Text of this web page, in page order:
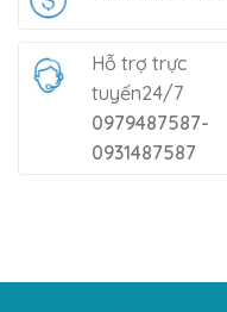
Hỗ trợ trực
tuyến24/7
0979487587-
0931487587